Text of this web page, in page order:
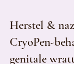
Herstel &
CryoPen-
genitale